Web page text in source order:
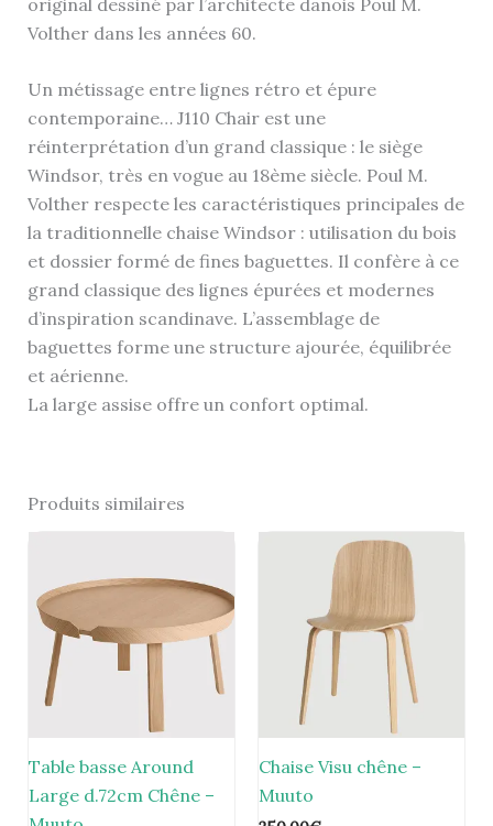
Volther dans les années 60.
Un métissage entre lignes rétro et épure
contemporaine… J110 Chair est une
réinterprétation d’un grand classique : le siège
Windsor, très en vogue au 18ème siècle. Poul M.
Volther respecte les caractéristiques principales de
la traditionnelle chaise Windsor : utilisation du bois
et dossier formé de fines baguettes. Il confère à ce
grand classique des lignes épurées et modernes
d’inspiration scandinave. L’assemblage de
baguettes forme une structure ajourée, équilibrée
et aérienne.
La large assise offre un confort optimal.
Produits similaires
Table basse Around
Large d.72cm Chêne –
Chaise Visu chêne –
Muuto